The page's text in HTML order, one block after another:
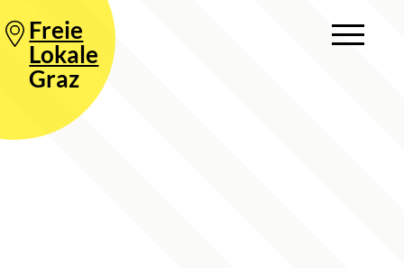
Freie
Lokale
Graz